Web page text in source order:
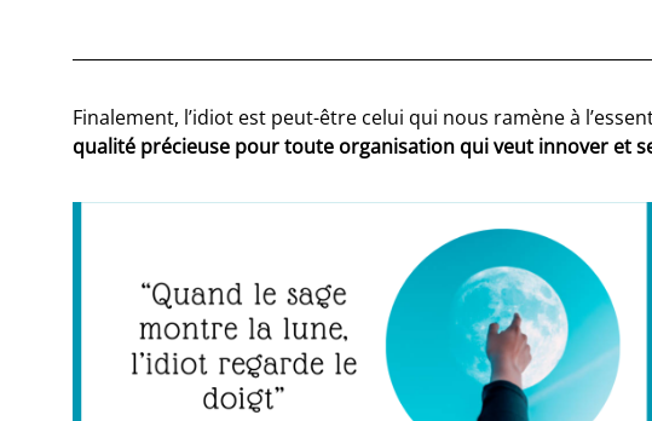
Finalement, l’idiot est peut-être celui qui nous ramène à
qualité précieuse pour toute organisation qui veut innover et